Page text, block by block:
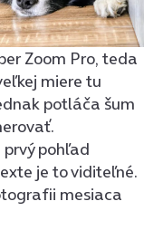
Zoom Pro, teda
miere tu
potláča šum
prvý pohľad
je to viditeľné.
mesiaca